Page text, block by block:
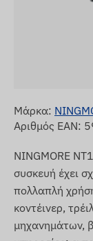
Μάρκα:
Αριθμός EAN:
NINGMORE
συσκευή έχει
πολλαπλή
κοντέινερ,
μηχανημάτων,